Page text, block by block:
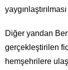
Diğer yandan
gerçekleştirilen
hemşehrilere